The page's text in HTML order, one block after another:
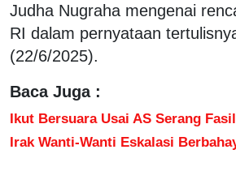
Judha Nugraha mengenai
RI dalam pernyataan
(22/6/2025).
Baca Juga :
Ikut Bersuara Usai AS Serang
Irak Wanti-Wanti Eskalasi